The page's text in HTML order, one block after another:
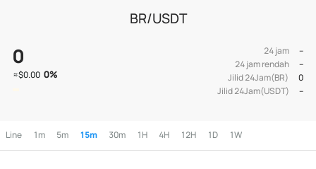
BR/USDT
0
≈$0.00 0%
24 jam
--
24 jam rendah
--
Jilid 24Jam(BR)
0
Jilid 24Jam(USDT)
--
Line 1m 5m 15m 30m 1H 4H 12H 1D 1W